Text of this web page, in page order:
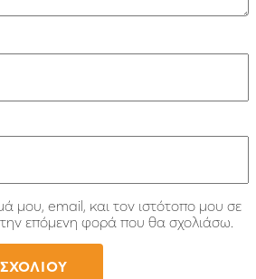
μου, email, και τον ιστότοπο μου σε
επόμενη φορά που θα σχολιάσω.